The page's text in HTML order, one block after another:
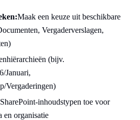
Maak een keuze uit beschikbare
Vergaderverslagen,
(bijv.
Januari,
Vergaderingen)
inhoudstypen toe voor
en organisatie